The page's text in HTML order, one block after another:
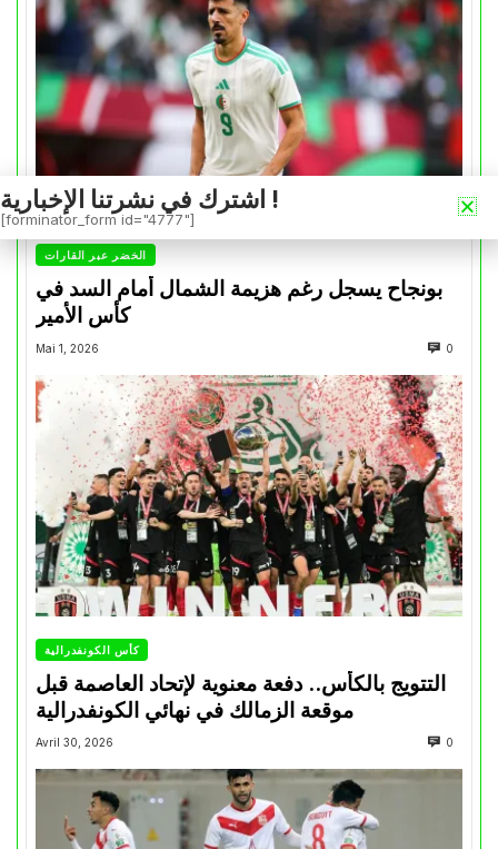
الخضر عبر القارات
بونجاح يسجل رغم هزيمة الشمال أمام السد في
كأس الأمير
Mai 1, 2026 0
كأس الكونفدرالية
التتويج بالكأس.. دفعة معنوية لإتحاد العاصمة قبل
موقعة الزمالك في نهائي الكونفدرالية
Avril 30, 2026 0
اشترك في نشرتنا الإخبارية !
[forminator_form id="4777"]